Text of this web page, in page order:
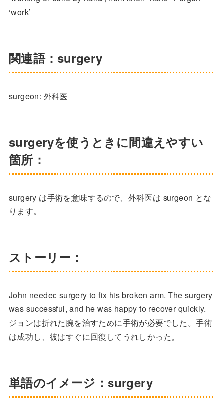
‘work’
関連語：surgery
surgeon: 外科医
surgeryを使うときに間違えやすい
箇所：
surgery は手術を意味するので、外科医は surgeon とな
ります。
ストーリー：
John needed surgery to fix his broken arm. The surgery
was successful, and he was happy to recover quickly.
ジョンは折れた腕を治すために手術が必要でした。手術
は成功し、彼はすぐに回復してうれしかった。
単語のイメージ：surgery